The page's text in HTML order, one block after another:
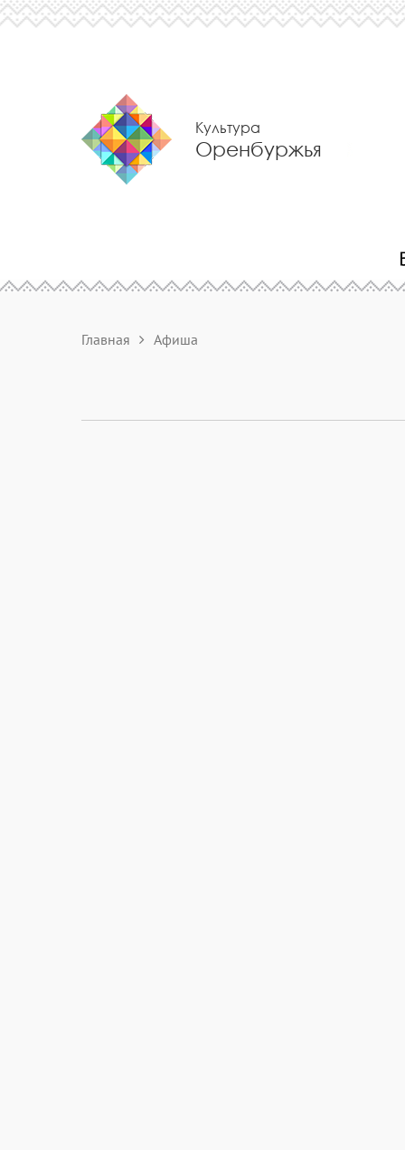
Культура
Оренбуржья
Главная Афиша